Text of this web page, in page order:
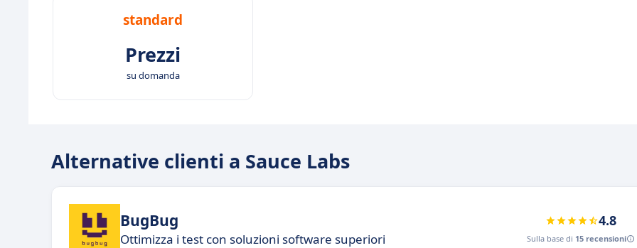
standard
Prezzi
su domanda
Alternative clienti a Sauce Labs
BugBug
Ottimizza i test con soluzioni software superiori
4.8
Sulla base di 15 recensioni